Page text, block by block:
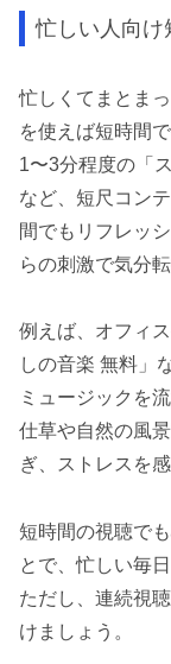
忙しい人向
忙しくてまとま
を使えば短時間
1〜3分程度の「
など、短尺コン
間でもリフレッ
らの刺激で気分
例えば、オフィ
しの音楽 無料」
ミュージックを
仕草や自然の風
ぎ、ストレスを
短時間の視聴で
とで、忙しい毎
ただし、連続視
けましょう。